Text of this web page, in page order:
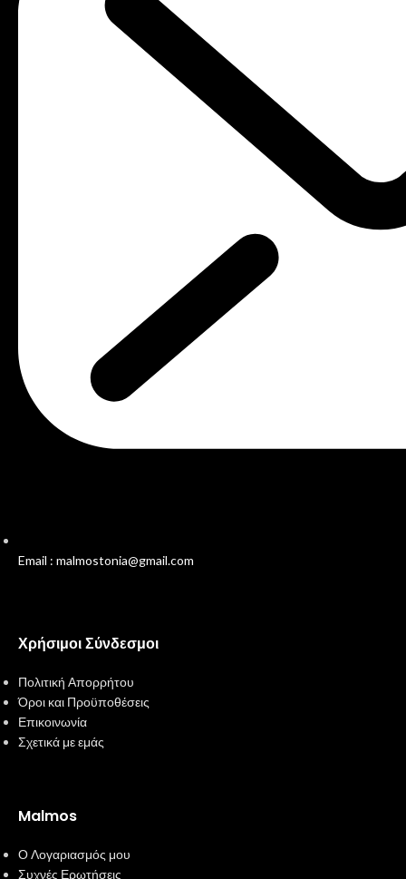
Email : malmostonia@gmail.com
Χρήσιμοι Σύνδεσμοι
Πολιτική Απορρήτου
Όροι και Προϋποθέσεις
Επικοινωνία
Σχετικά με εμάς
Malmos
Ο Λογαριασμός μου
Συχνές Ερωτήσεις